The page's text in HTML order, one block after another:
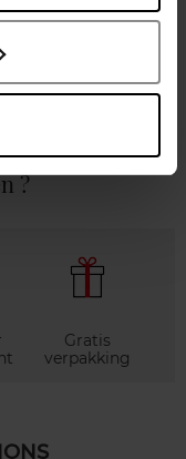
?
Gratis
verpakking